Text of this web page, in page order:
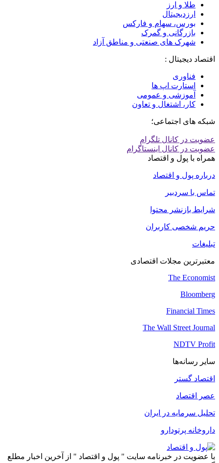
طلا و ارز
ارزدیجیتال
بورس، سهام و فارکس
بازرگانی و گمرک
شهرک های صنعتی و مناطق آزاد
اقتصاد دیجیتال :
فناوری
استارت اپ ها
آموزشی و عمومی
کار، اشتغال و تعاون
شبکه های اجتماعی؛
عضویت در کانال تلگرام
عضویت در کانال اینستاگرام
همراه با پول و اقتصاد
درباره پول و اقتصاد
تماس با سردبیر
شرایط بازنشر محتوا
حریم شخصی کاربران
تبلیغات
معتبرترین مجلات اقتصادی
The Economist
Bloomberg
Financial Times
The Wall Street Journal
NDTV Profit
سایر رسانه‌ها
اقتصاد گستر
عصر اقتصاد
تحلیل سرمایه در ایران
داروخانه پرتودارو
با عضویت در خبرنامه سایت " پول و اقتصاد " از آخرین اخبار مطلع